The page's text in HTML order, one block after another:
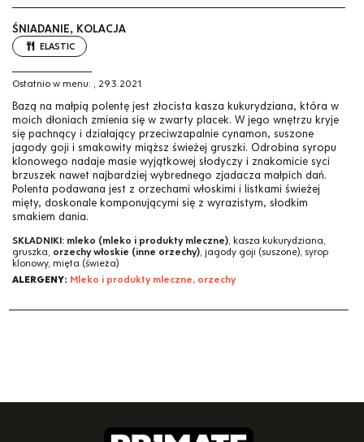
ŚNIADANIE, KOLACJA
ELASTIC
Ostatnio w menu: , 29.3.2021
Bazą na małpią polentę jest złocista kasza kukurydziana, która w
moich dłoniach zmienia się w zwarty placek. W jego wnętrzu kryje
się pachnący i działający przeciwzapalnie cynamon, suszone
jagody goji i smakowity miąższ świeżej gruszki. Odrobina syropu
klonowego nadaje masie wyjątkowej słodyczy i znakomicie syci
brzuszek nawet najbardziej wybrednego zjadacza małpich dań.
Polenta podawana jest z orzechami włoskimi i listkami świeżej
mięty, doskonale komponującymi się z wyrazistym, słodkim
smakiem dania.
SKŁADNIKI: mleko (mleko i produkty mleczne), kasza kukurydziana,
gruszka, orzechy włoskie (inne orzechy), jagody goji (suszone), syrop
klonowy, mięta (świeża)
ALERGENY: Mleko i produkty mleczne, orzechy